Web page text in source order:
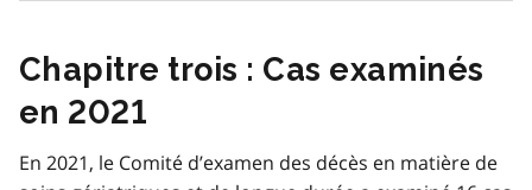
Chapitre trois : Cas examinés
en 2021
En 2021, le Comité d’examen des décès en matière de